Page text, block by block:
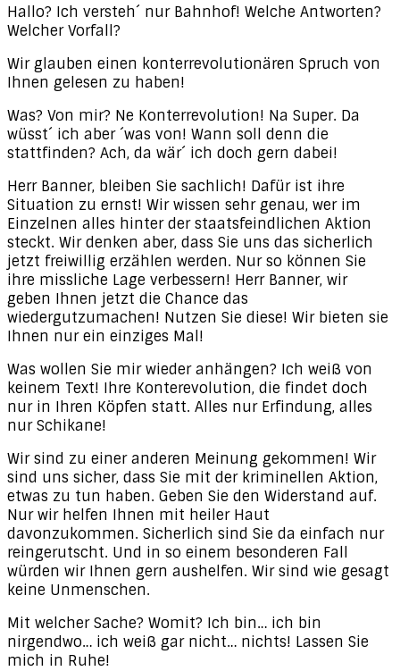
Hallo? Ich versteh´ nur Bahnhof! Welche Antworten?
Welcher Vorfall?
Wir glauben einen konterrevolutionären Spruch von
Ihnen gelesen zu haben!
Was? Von mir? Ne Konterrevolution! Na Super. Da
wüsst´ ich aber ´was von! Wann soll denn die
stattfinden? Ach, da wär´ ich doch gern dabei!
Herr Banner, bleiben Sie sachlich! Dafür ist ihre
Situation zu ernst! Wir wissen sehr genau, wer im
Einzelnen alles hinter der staatsfeindlichen Aktion
steckt. Wir denken aber, dass Sie uns das sicherlich
jetzt freiwillig erzählen werden. Nur so können Sie
ihre missliche Lage verbessern! Herr Banner, wir
geben Ihnen jetzt die Chance das
wiedergutzumachen! Nutzen Sie diese! Wir bieten sie
Ihnen nur ein einziges Mal!
Was wollen Sie mir wieder anhängen? Ich weiß von
keinem Text! Ihre Konterevolution, die findet doch
nur in Ihren Köpfen statt. Alles nur Erfindung, alles
nur Schikane!
Wir sind zu einer anderen Meinung gekommen! Wir
sind uns sicher, dass Sie mit der kriminellen Aktion,
etwas zu tun haben. Geben Sie den Widerstand auf.
Nur wir helfen Ihnen mit heiler Haut
davonzukommen. Sicherlich sind Sie da einfach nur
reingerutscht. Und in so einem besonderen Fall
würden wir Ihnen gern aushelfen. Wir sind wie gesagt
keine Unmenschen.
Mit welcher Sache? Womit? Ich bin… ich bin
nirgendwo… ich weiß gar nicht… nichts! Lassen Sie
mich in Ruhe!